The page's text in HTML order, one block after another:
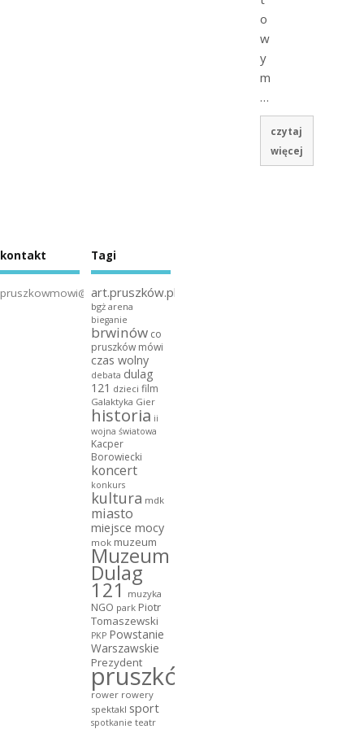
o
w
y
m
…
czytaj
więcej
kontakt
pruszkowmowi@gmail.com
Tagi
art.pruszków.pl
bgż arena
bieganie
brwinów co
pruszków mówi
czas wolny
debata dulag
121 dzieci film
Galaktyka Gier
historia ii
wojna światowa
Kacper
Borowiecki
koncert
konkurs
kultura mdk
miasto
miejsce mocy
mok muzeum
Muzeum
Dulag
121 muzyka
NGO park Piotr
Tomaszewski
PKP Powstanie
Warszawskie
Prezydent
pruszków
rower rowery
spektakl sport
spotkanie teatr